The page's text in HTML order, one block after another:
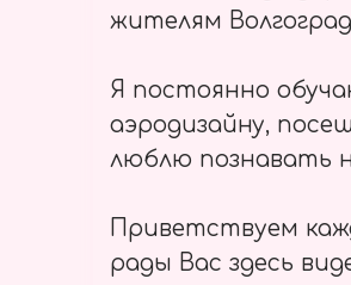
жителям
Я постоянно
аэродизайну,
люблю познавать
Приветствуем
рады Вас здесь